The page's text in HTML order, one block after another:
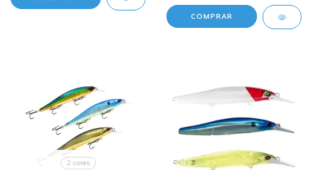
2 cores